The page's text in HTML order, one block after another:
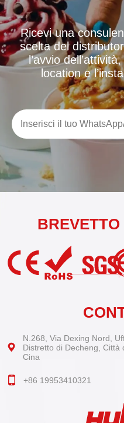
Ricevi una
scelta del
l’avvio
location e
N.268, Via Dexing Nord,
Distretto di Decheng, Città
Cina
+86 19953410321